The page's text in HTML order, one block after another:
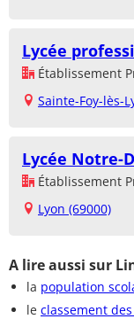
Lycée
Établissement
Sainte-Foy-lès-
Lycée Notre-
Établissement
Lyon (69000)
A lire aussi sur
la population
le classement